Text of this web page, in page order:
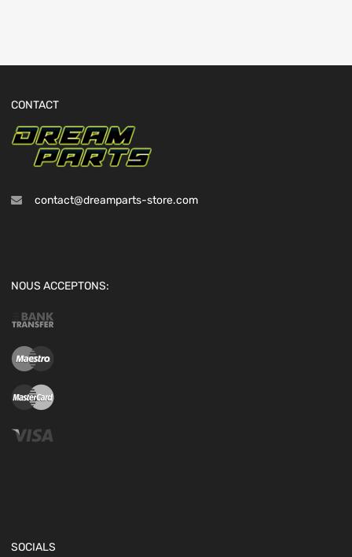
CONTACT
contact@dreamparts-store.com
NOUS ACCEPTONS:
SOCIALS